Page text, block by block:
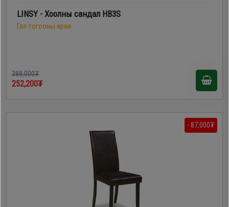
LINSY - Хоолны сандал HB3S
Гал тогооны өрөө
388,000₮
252,200₮
- 87,000₮